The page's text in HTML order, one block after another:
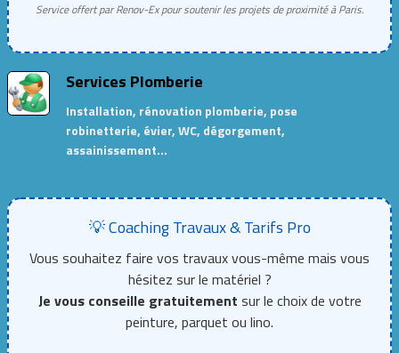
Service offert par Renov-Ex pour soutenir les projets de proximité à Paris.
Services Plomberie
Installation, rénovation plomberie, pose
robinetterie, évier, WC, dégorgement,
assainissement…
💡 Coaching Travaux & Tarifs Pro
Vous souhaitez faire vos travaux vous-même mais vous
hésitez sur le matériel ?
Je vous conseille gratuitement sur le choix de votre
peinture, parquet ou lino.